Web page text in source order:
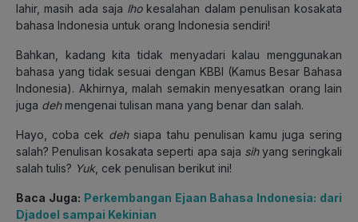
lahir, masih ada saja lho kesalahan dalam penulisan kosakata
bahasa Indonesia untuk orang Indonesia sendiri!
Bahkan, kadang kita tidak menyadari kalau menggunakan
bahasa yang tidak sesuai dengan KBBI (Kamus Besar Bahasa
Indonesia). Akhirnya, malah semakin menyesatkan orang lain
juga deh mengenai tulisan mana yang benar dan salah.
Hayo, coba cek dehsiapa tahu penulisan kamu juga sering
salah? Penulisan kosakata seperti apa saja sihyang seringkali
salah tulis? Yuk, cek penulisan berikut ini!
Baca Juga: Perkembangan Ejaan Bahasa Indonesia: dari
Djadoel sampai Kekinian